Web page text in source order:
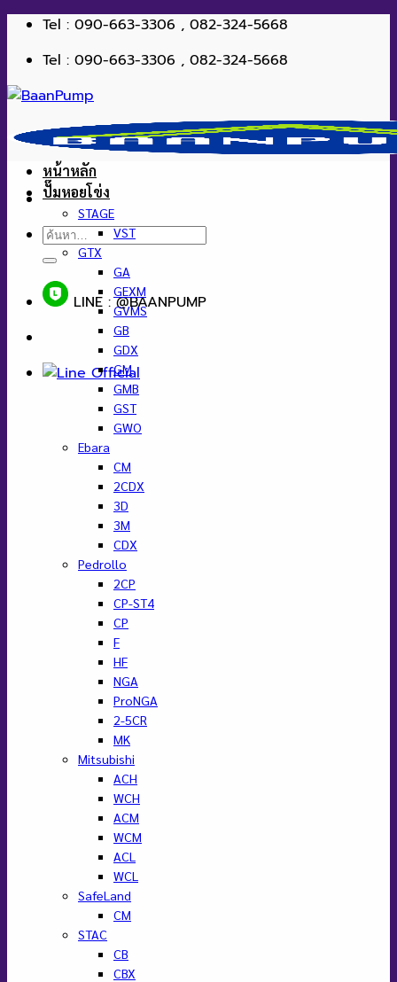
ข้าม
เนื้อหา
Tel : 090-663-3306 , 082-324-5668
Tel : 090-663-3306 , 082-324-5668
ค้นหา:
LINE : @BAANPUMP
หน้าหลัก
ปั๊มหอยโข่ง
STAGE
VST
GTX
GA
GEXM
GVMS
GB
GDX
GM
GMB
GST
GWO
Ebara
CM
2CDX
3D
3M
CDX
Pedrollo
2CP
CP-ST4
CP
F
HF
NGA
ProNGA
2-5CR
MK
Mitsubishi
ACH
WCH
ACM
WCM
ACL
WCL
SafeLand
CM
STAC
CB
CBX